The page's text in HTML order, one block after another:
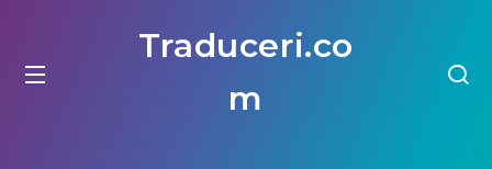
Traduceri.co
m